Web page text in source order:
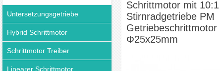
Untersetzungsgetriebe
Hybrid Schrittmotor
Schrittmotor Treiber
Linearer Schrittmotor
Schrittmotor mit 10:1
Stirnradgetriebe PM
Getriebeschrittmotor
Φ25x25mm